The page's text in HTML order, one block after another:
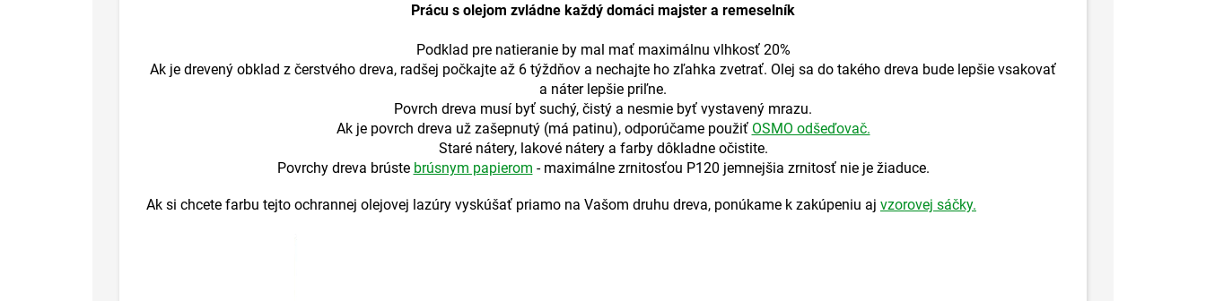
Prácu s olejom zvládne každý domáci majster a remeselník
Podklad pre natieranie by mal mať maximálnu vlhkosť 20%
Ak je drevený obklad z čerstvého dreva, radšej počkajte až 6 týždňov a nechajte ho zľahka zvetrať. Olej sa do takého dreva bude lepšie vsakovať
a náter lepšie priľne.
Povrch dreva musí byť suchý, čistý a nesmie byť vystavený mrazu.
Ak je povrch dreva už zašepnutý (má patinu), odporúčame použiť OSMO odšeďovač.
Staré nátery, lakové nátery a farby dôkladne očistite.
Povrchy dreva brúste brúsnym papierom - maximálne zrnitosťou P120 jemnejšia zrnitosť nie je žiaduce.
Ak si chcete farbu tejto ochrannej olejovej lazúry vyskúšať priamo na Vašom druhu dreva, ponúkame k zakúpeniu aj vzorovej sáčky.